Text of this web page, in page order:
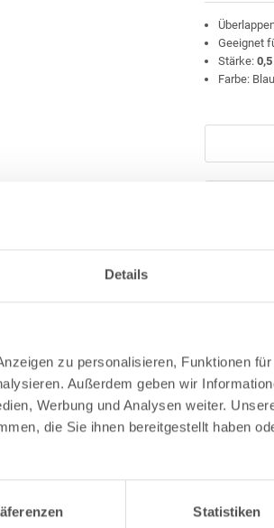
Details
zu personalisieren, Funktionen
Außerdem geben wir
Werbung und Analysen weiter.
die Sie ihnen bereitgestellt haben
Statistiken
Geeignet
Stärke:
Farbe: Blau
460 x 120 cm 0,5 mm"
und eignet sich für Rundpools der
Nach Fertigstellung bzw.